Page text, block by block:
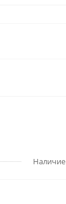
Наличие